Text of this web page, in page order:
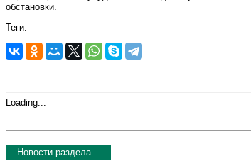
обстановки.
Теги:
Loading...
Новости раздела